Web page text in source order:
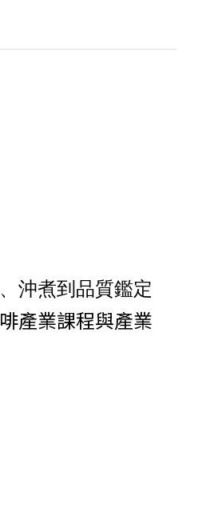
沖煮到品質鑑定
產業課程與產業